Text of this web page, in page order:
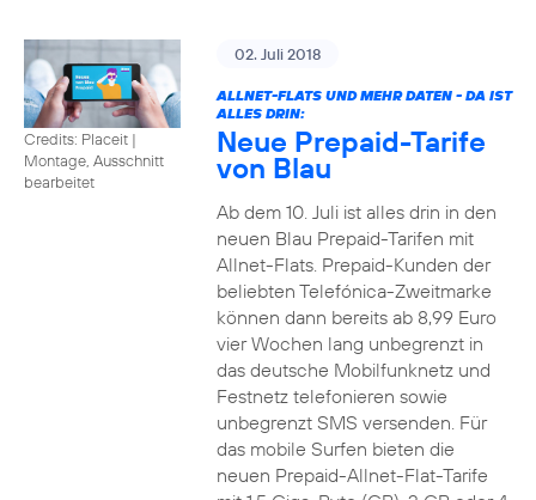
Credits: Placeit |
Montage, Ausschnitt
bearbeitet
02. Juli 2018
ALLNET-FLATS UND MEHR DATEN - DA IST
ALLES DRIN:
Neue Prepaid-Tarife
von Blau
Ab dem 10. Juli ist alles drin in den
neuen Blau Prepaid-Tarifen mit
Allnet-Flats. Prepaid-Kunden der
beliebten Telefónica-Zweitmarke
können dann bereits ab 8,99 Euro
vier Wochen lang unbegrenzt in
das deutsche Mobilfunknetz und
Festnetz telefonieren sowie
unbegrenzt SMS versenden. Für
das mobile Surfen bieten die
neuen Prepaid-Allnet-Flat-Tarife